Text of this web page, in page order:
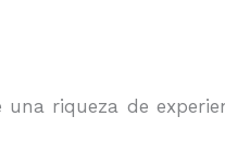
una riqueza de